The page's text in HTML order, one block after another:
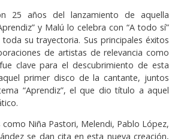
25 años del lanzamiento de aquella
y Malú lo celebra con “A todo sí”
su trayectoria. Sus principales éxitos
de artistas de relevancia como
clave para el descubrimiento de esta
primer disco de la cantante, juntos
“Aprendiz”, el que dio título a aquel
Niña Pastori, Melendi, Pablo López,
se dan cita en esta nueva creación,